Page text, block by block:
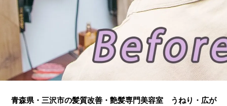
青森県・三沢市の髪質改善・艶髪専門美容室 うねり・広が